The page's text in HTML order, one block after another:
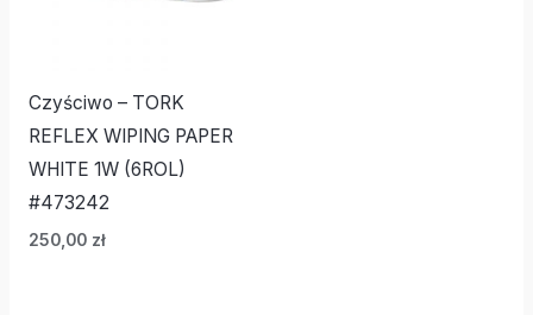
Czyściwo – TORK
REFLEX WIPING PAPER
WHITE 1W (6ROL)
#473242
250,00 zł